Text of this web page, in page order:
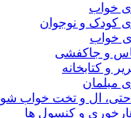
خواب
کودک و نوجوان
خواب
و جاکفشی
و کتابخانه
مبلمان
ال و تخت خواب شو
و کنسول ها